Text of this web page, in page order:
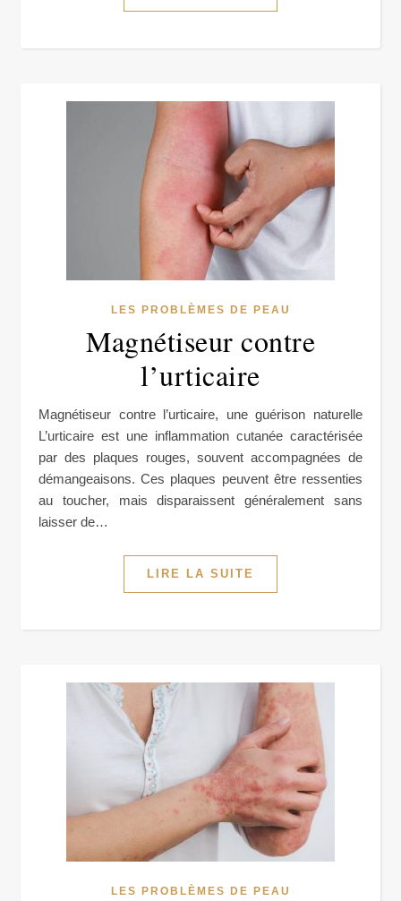
LES PROBLÈMES DE PEAU
Magnétiseur contre
l’urticaire
Magnétiseur contre l’urticaire, une guérison naturelle
L’urticaire est une inflammation cutanée caractérisée
par des plaques rouges, souvent accompagnées de
démangeaisons. Ces plaques peuvent être ressenties
au toucher, mais disparaissent généralement sans
laisser de…
LIRE LA SUITE
LES PROBLÈMES DE PEAU